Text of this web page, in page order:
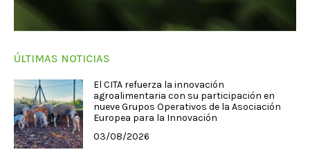
ÚLTIMAS NOTICIAS
El CITA refuerza la innovación
agroalimentaria con su participación en
nueve Grupos Operativos de la Asociación
Europea para la Innovación
03/08/2026